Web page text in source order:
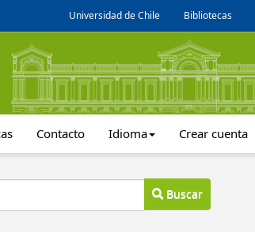
Universidad de Chile Bibliotecas
Contacto Idioma Crear cuenta
Buscar